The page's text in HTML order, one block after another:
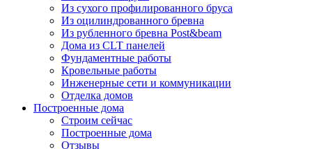
Из сухого профилированного бруса
Из оцилиндрованного бревна
Из рубленного бревна Post&beam
Дома из CLT панелей
Фундаментные работы
Кровельные работы
Инженерные сети и коммуникации
Отделка домов
Построенные дома
Строим сейчас
Построенные дома
Отзывы